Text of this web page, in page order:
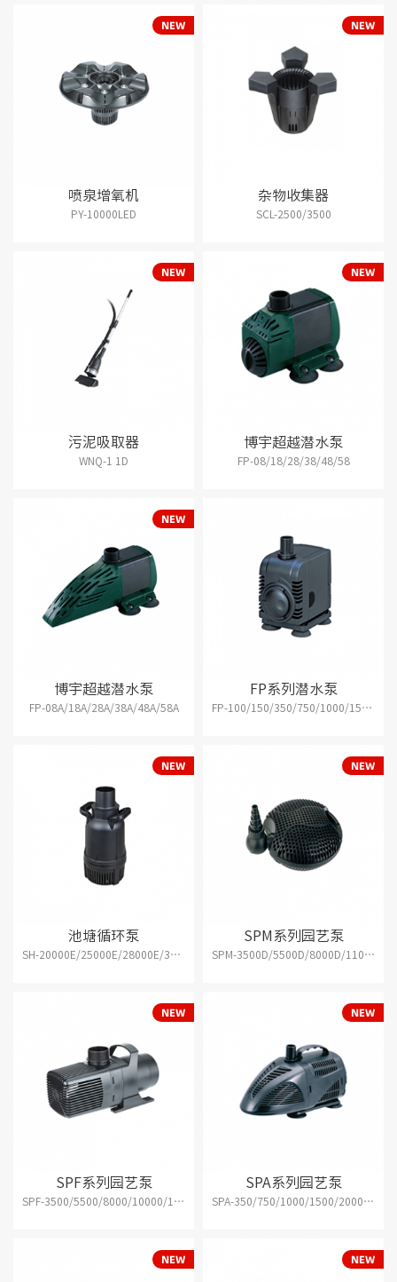
喷泉增氧机
PY-10000LED
杂物收集器
SCL-2500/3500
污泥吸取器
WNQ-1 1D
博宇超越潜水泵
FP-08/18/28/38/48/58
博宇超越潜水泵
FP-08A/18A/28A/38A/48A/58A
FP系列潜水泵
FP-100/150/350/750/1000/1500/2000/3000/4000/5000/6000
池塘循环泵
SH-20000E/25000E/28000E/33000E
SPM系列园艺泵
SPM-3500D/5500D/8000D/11000D/13000D/16000D
SPF系列园艺泵
SPF-3500/5500/8000/10000/13000/16000/13000L/16000L/2500/28000/38000/48000
SPA系列园艺泵
SPA-350/750/1000/1500/2000/3000/4000/5000/6000